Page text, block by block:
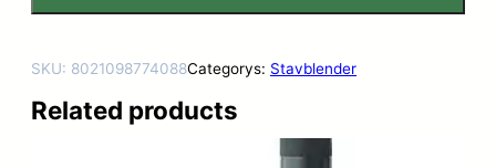
SKU: 8021098774088Categorys: Stavblender
Related products